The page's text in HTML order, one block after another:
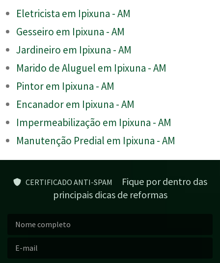
Eletricista em Ipixuna - AM
Gesseiro em Ipixuna - AM
Jardineiro em Ipixuna - AM
Marido de Aluguel em Ipixuna - AM
Pintor em Ipixuna - AM
Encanador em Ipixuna - AM
Impermeabilização em Ipixuna - AM
Manutenção Predial em Ipixuna - AM
CERTIFICADO ANTI-SPAM
Fique por dentro das
principais dicas de reformas